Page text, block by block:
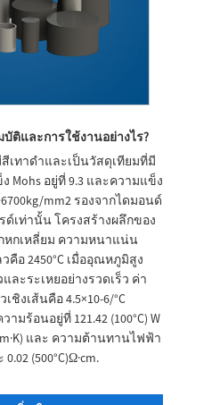
ติและการใช้งานอย่างไร?
เทาดำและเป็นวัสดุเทียมที่มี
Mohs อยู่ที่ 9.3 และความแข็ง
mm2 รองจากไดมอนด์
เท่านั้น โครงสร้างผลึกของ
หกเหลี่ยม ความหนาแน่น
คือ 2450°C เมื่ออุณหภูมิสูง
และระเหยอย่างรวดเร็ว ค่า
งเส้นคือ 4.5×10-6/°C
ามร้อนอยู่ที่ 121.42 (100°C) W
(m·K) และ ความต้านทานไฟฟ้า
(500°C)Ω·cm.